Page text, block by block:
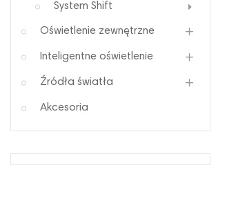
System Shift
Oświetlenie zewnętrzne
Inteligentne oświetlenie
Źródła światła
Akcesoria